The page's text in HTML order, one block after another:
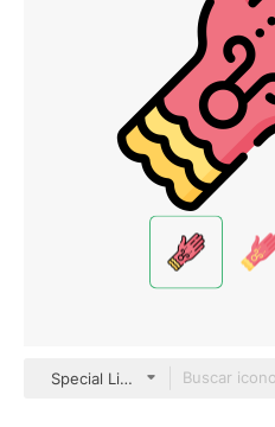
Special Lineal color